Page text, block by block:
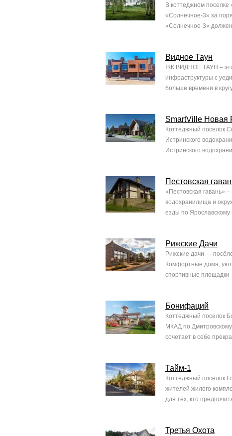
В коттеджном
«Солнечное-3» за
«Солнечное-3»
Видное Таун
ЖК ВИДНОЕ ТАУН – это
инфраструктуры с
больше времени в
SmartVille Новая
Коттеджный поселок
Истринского
Истринского
Пестовская
«Пестовская гавань»
водохранилища и
езды по
Рижские Дачи
Рижские дачи —
Комфортные дома,
спортивные площадки
Бонифаций
Коттеджный поселок
МКАД по
сочетает в себе
Тайм-1
Коттеджный поселок
жителей жилого
для тех, кто
Третья Охота